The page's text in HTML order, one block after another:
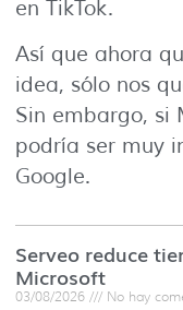
en TikTok.
Así que ahora
idea, sólo nos
Sin embargo, si
podría ser muy
Google.
Serveo reduce
Microsoft
03/08/2026 No hay